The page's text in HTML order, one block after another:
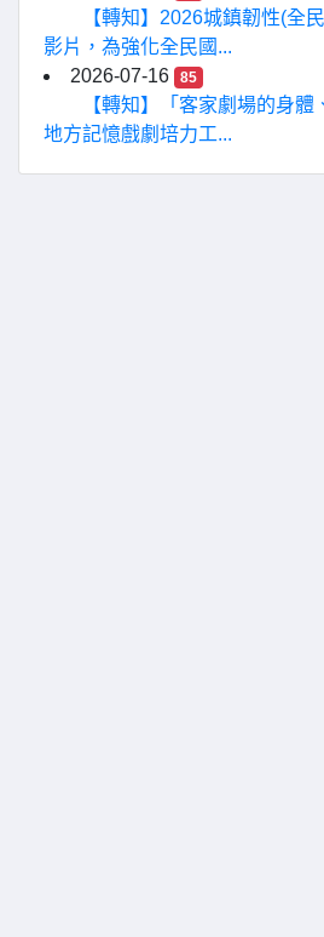
【轉知】2026城鎮韌性(全
影片，為強化全民國...
2026-07-16
85
【轉知】「客家劇場的身體
地方記憶戲劇培力工...